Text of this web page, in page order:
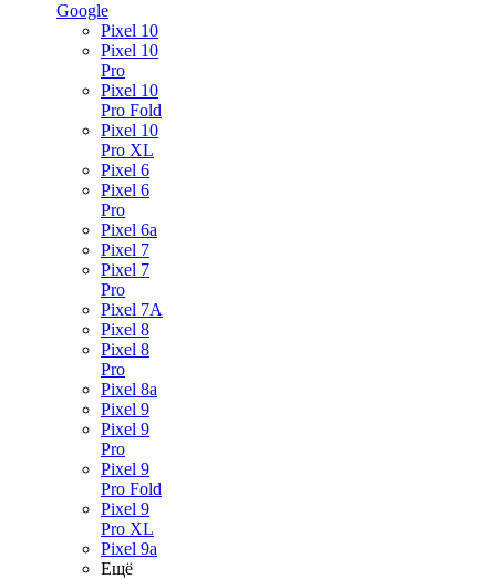
Google
Pixel 10
Pixel 10
Pro
Pixel 10
Pro Fold
Pixel 10
Pro XL
Pixel 6
Pixel 6
Pro
Pixel 6a
Pixel 7
Pixel 7
Pro
Pixel 7A
Pixel 8
Pixel 8
Pro
Pixel 8a
Pixel 9
Pixel 9
Pro
Pixel 9
Pro Fold
Pixel 9
Pro XL
Pixel 9a
Ещё